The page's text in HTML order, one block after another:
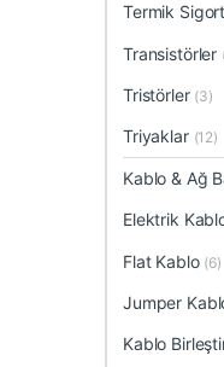
Termik
Transistörler
Tristörler (3)
Triyaklar (12)
Kablo & Ağ
Elektrik
Flat Kablo (6)
Jumper
Kablo